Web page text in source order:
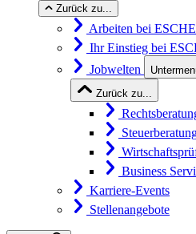
Zurück zu...
Arbeiten bei ESCHE
Ihr Einstieg bei
Jobwelten
Zurück zu...
Business
Karriere-Events
Stellenangebote